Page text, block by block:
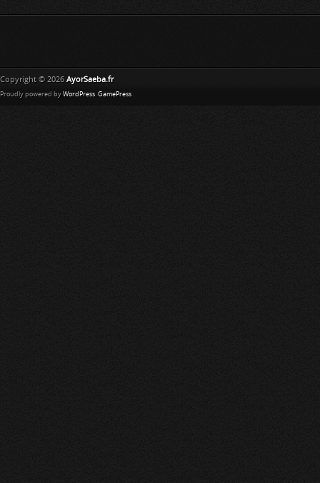
Copyright © 2026 AyorSaeba.fr
Proudly powered by WordPress. GamePress